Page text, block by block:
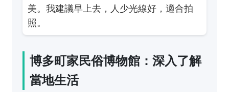
美。我建議早上去，人少光線好，適合拍
照。
博多町家民俗博物館：深入了解
當地生活